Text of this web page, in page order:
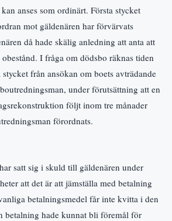
anses som ordinärt. Första stycket
mot gäldenären har förvärvats
då hade skälig anledning att anta att
I fråga om dödsbo räknas tiden
från ansökan om boets avträdande
under förutsättning att en
följt inom tre månader
förordnats.
satt sig i skuld till gäldenären under
att det är att jämställa med betalning
betalningsmedel får inte kvitta i den
betalning hade kunnat bli föremål för